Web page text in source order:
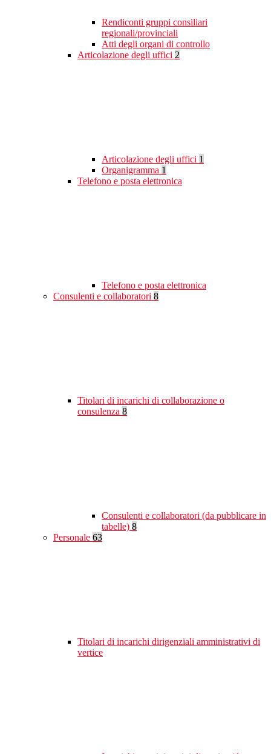
Rendiconti gruppi consiliari
regionali/provinciali
Atti degli organi di controllo
Articolazione degli uffici 2
Articolazione degli uffici 1
Organigramma 1
Telefono e posta elettronica
Telefono e posta elettronica
Consulenti e collaboratori 8
Titolari di incarichi di collaborazione o
consulenza 8
Consulenti e collaboratori (da pubblicare in
tabelle) 8
Personale 63
Titolari di incarichi dirigenziali amministrativi di
vertice